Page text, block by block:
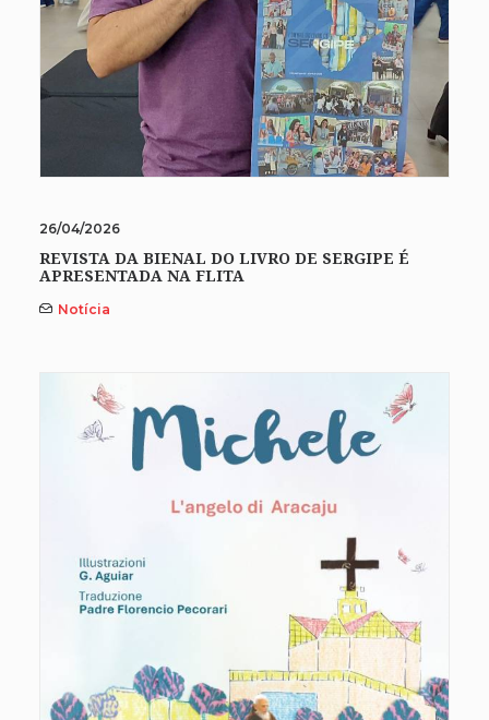
26/04/2026
REVISTA DA BIENAL DO LIVRO DE SERGIPE É
APRESENTADA NA FLITA
Notícia